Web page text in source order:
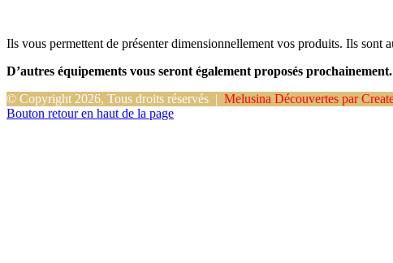
Ils vous permettent de présenter dimensionnellement vos produits. Ils sont
D’autres équipements vous seront également proposés prochainement.
© Copyright 2026, Tous droits réservés | Melusina Découvertes par
Bouton retour en haut de la page